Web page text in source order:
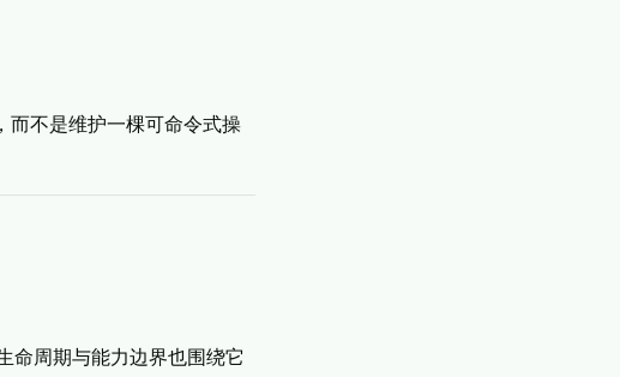
，而不是维护一棵可命令式操
命周期与能力边界也围绕它